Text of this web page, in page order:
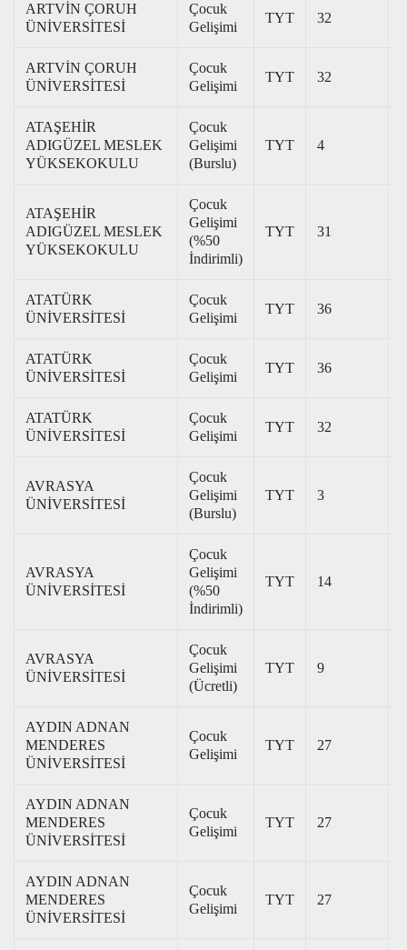
ARTVİN ÇORUH
ÜNİVERSİTESİ
Çocuk
Gelişimi
TYT 32
ARTVİN ÇORUH
ÜNİVERSİTESİ
Çocuk
Gelişimi
TYT 32
ATAŞEHİR
ADIGÜZEL MESLEK
YÜKSEKOKULU
Çocuk
Gelişimi
(Burslu)
TYT 4
ATAŞEHİR
ADIGÜZEL MESLEK
YÜKSEKOKULU
Çocuk
Gelişimi
(%50
İndirimli)
TYT 31
ATATÜRK
ÜNİVERSİTESİ
Çocuk
Gelişimi
TYT 36
ATATÜRK
ÜNİVERSİTESİ
Çocuk
Gelişimi
TYT 36
ATATÜRK
ÜNİVERSİTESİ
Çocuk
Gelişimi
TYT 32
AVRASYA
ÜNİVERSİTESİ
Çocuk
Gelişimi
(Burslu)
TYT 3
AVRASYA
ÜNİVERSİTESİ
Çocuk
Gelişimi
(%50
İndirimli)
TYT 14
AVRASYA
ÜNİVERSİTESİ
Çocuk
Gelişimi
(Ücretli)
TYT 9
AYDIN ADNAN
MENDERES
ÜNİVERSİTESİ
Çocuk
Gelişimi
TYT 27
AYDIN ADNAN
MENDERES
ÜNİVERSİTESİ
Çocuk
Gelişimi
TYT 27
AYDIN ADNAN
MENDERES
ÜNİVERSİTESİ
Çocuk
Gelişimi
TYT 27